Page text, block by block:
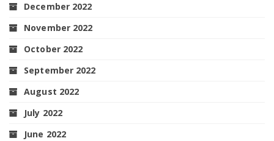
December 2022
November 2022
October 2022
September 2022
August 2022
July 2022
June 2022